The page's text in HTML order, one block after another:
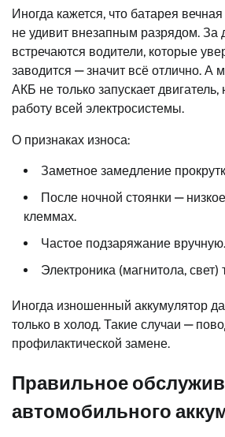
Иногда кажется, что батарея
не удивит внезапным разрядом. За
встречаются водители, которые
заводится — значит всё отлично. А
АКБ не только запускает
работу всей электросистемы.
О признаках износа:
Заметное замедление
После ночной стоянки —
клеммах.
Частое подзаряжание вручную.
Электроника (магнитола, свет)
Иногда изношенный аккумулятор
только в холод. Такие случаи —
профилактической замене.
Правильное
автомобильного